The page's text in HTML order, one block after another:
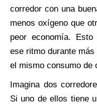
corredor con una
menos oxígeno que
peor economía.
ese ritmo durante
el mismo consumo de
Imagina dos
Si uno de ellos tiene